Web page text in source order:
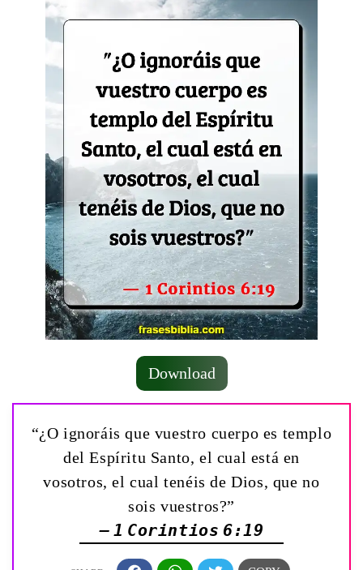
Download
“¿O ignoráis que vuestro cuerpo es templo
del Espíritu Santo, el cual está en
vosotros, el cual tenéis de Dios, que no
sois vuestros?”
— 1 Corintios 6:19